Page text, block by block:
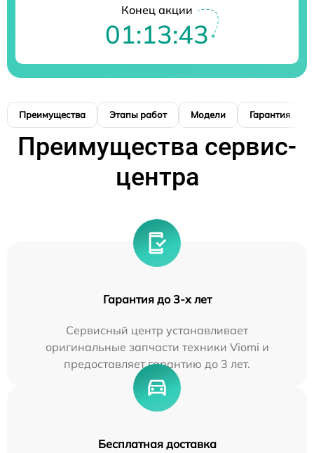
Конец акции
01:13:42
Преимущества Этапы работ Модели Гарантия
Преимущества сервис-
центра
Гарантия до 3-х лет
Сервисный центр устанавливает
оригинальные запчасти техники Viomi и
предоставляет гарантию до 3 лет.
Бесплатная доставка